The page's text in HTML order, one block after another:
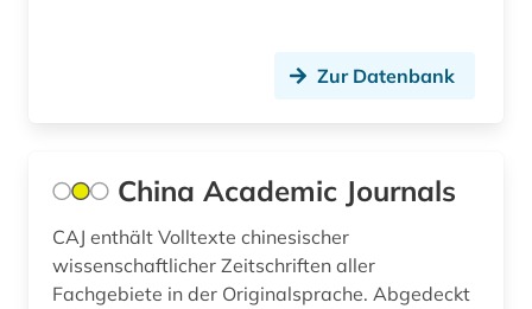
übersetzung (2)
Zur Datenbank
China Academic Journals
CAJ enthält Volltexte chinesischer
wissenschaftlicher Zeitschriften aller
Fachgebiete in der Originalsprache. Abgedeckt